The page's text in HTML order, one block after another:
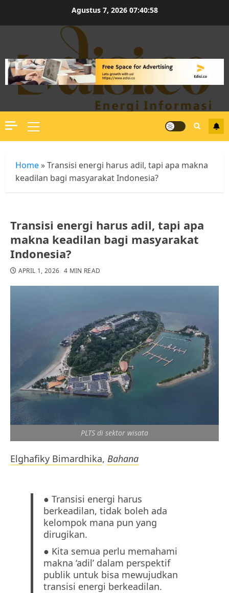
Agustus 7, 2026 07:40:59
Primary
Menu
Home »Transisi energi harus adil, tapi apa makna
keadilan bagi masyarakat Indonesia?
Transisi energi harus adil, tapi apa
makna keadilan bagi masyarakat
Indonesia?
APRIL 1, 2026 4 MIN READ
PLTS di sektor wisata
Elghafiky Bimardhika, Bahana
● Transisi energi harus
berkeadilan, tidak boleh ada
kelompok mana pun yang
dirugikan.
● Kita semua perlu memahami
makna ‘adil’ dalam perspektif
publik untuk bisa mewujudkan
transisi energi berkeadilan.